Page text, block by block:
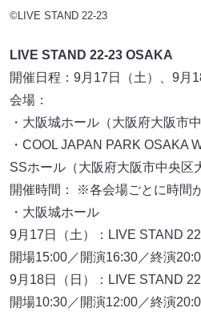
LIVE STAND 22-23 OSAKA
開催日程：9月17日（土）、9月
会場：
・大阪城ホール（大阪府大阪市
・COOL JAPAN PARK OSAKA
SSホール（大阪府大阪市中央区